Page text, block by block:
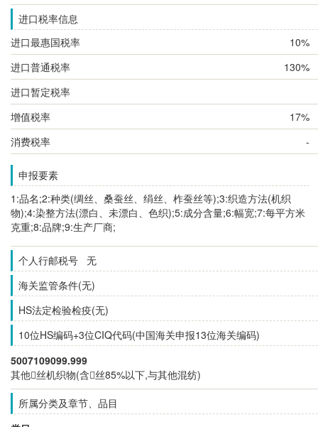
进口税率信息
进口最惠国税率
10%
进口普通税率
130%
进口暂定税率
增值税率
17%
消费税率
-
申报要素
1:品名;2:种类(绸丝、桑蚕丝、绢丝、柞蚕丝等);3:织造方法(机织
物);4:染整方法(漂白、未漂白、色织);5:成分含量;6:幅宽;7:每平方米
克重;8:品牌;9:生产厂商;
个人行邮税号 无
海关监管条件(无)
HS法定检验检疫(无)
10位HS编码+3位CIQ代码(中国海关申报13位海关编码)
5007109099.999
其他丝机织物(含丝85%以下,与其他混纺)
所属分类及章节、品目